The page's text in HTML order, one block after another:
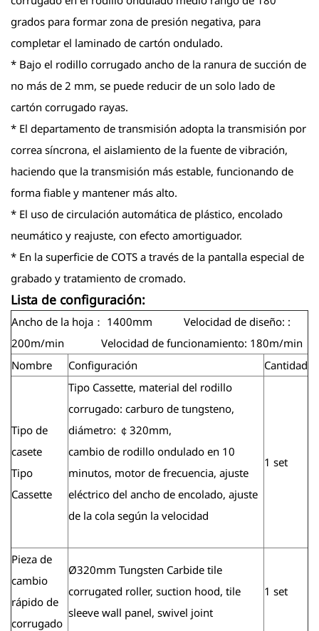
grados para formar zona de presión negativa, para
completar el laminado de cartón ondulado.
* Bajo el rodillo corrugado ancho de la ranura de succión de
no más de 2 mm, se puede reducir de un solo lado de
cartón corrugado rayas.
* El departamento de transmisión adopta la transmisión por
correa síncrona, el aislamiento de la fuente de vibración,
haciendo que la transmisión más estable, funcionando de
forma fiable y mantener más alto.
* El uso de circulación automática de plástico, encolado
neumático y reajuste, con efecto amortiguador.
* En la superficie de COTS a través de la pantalla especial de
grabado y tratamiento de cromado.
Lista de configuración:
Ancho de la hoja： 1400mm Velocidad de diseño: :
200m/min Velocidad de funcionamiento: 180m/min
Nombre
Configuración Cantidad
Tipo de
casete
Tipo
Cassette
Tipo Cassette, material del rodillo
corrugado: carburo de tungsteno,
diámetro: ￠320mm,
cambio de rodillo ondulado en 10
minutos, motor de frecuencia, ajuste
eléctrico del ancho de encolado, ajuste
de la cola según la velocidad
1 set
Pieza de
cambio
rápido de
corrugado
Ø320mm Tungsten Carbide tile
corrugated roller, suction hood, tile
sleeve wall panel, swivel joint
1 set